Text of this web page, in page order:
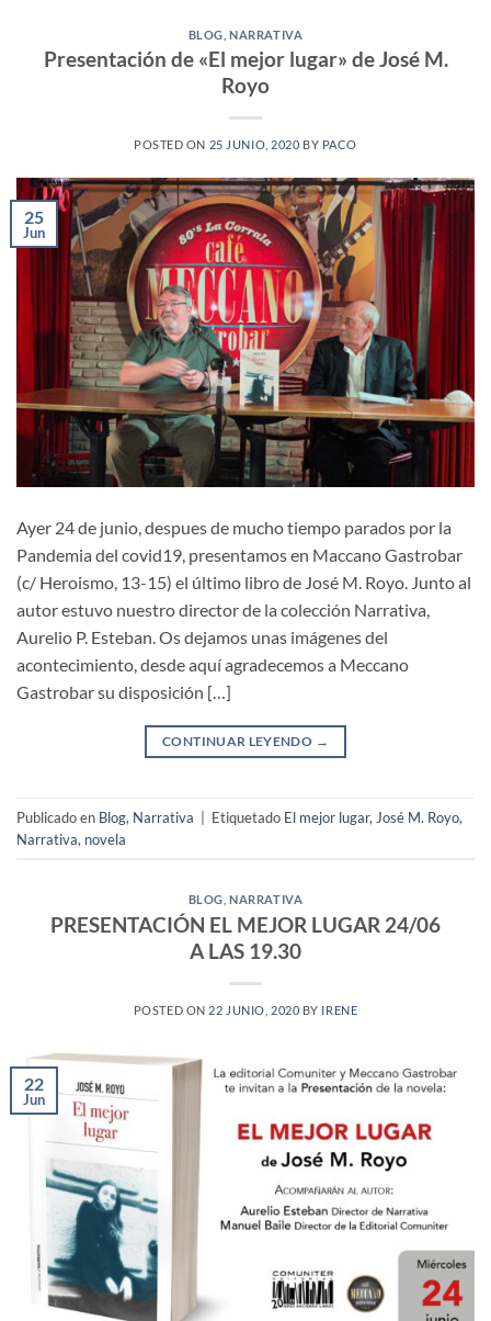
BLOG ,NARRATIVA
Presentación de «El mejor lugar» de José M.
Royo
POSTED ON 25 JUNIO, 2020 BY PACO
25
Jun
Ayer 24 de junio, despues de mucho tiempo parados por la
Pandemia del covid19, presentamos en Maccano Gastrobar
(c/ Heroismo, 13-15) el último libro de José M. Royo. Junto al
autor estuvo nuestro director de la colección Narrativa,
Aurelio P. Esteban. Os dejamos unas imágenes del
acontecimiento, desde aquí agradecemos a Meccano
Gastrobar su disposición […]
CONTINUAR LEYENDO →
Publicado en Blog, Narrativa Etiquetado El mejor lugar, José M. Royo,
Narrativa, novela
BLOG ,NARRATIVA
PRESENTACIÓN EL MEJOR LUGAR 24/06
A LAS 19.30
POSTED ON 22 JUNIO, 2020 BY IRENE
22
Jun